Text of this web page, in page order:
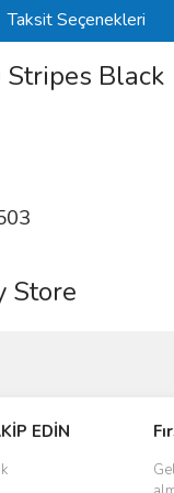
Taksit Seçenekleri
Stripes Black
Store
EDİN